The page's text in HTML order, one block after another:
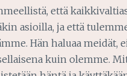
että
asioilla, ja että
Hän haluaa meidät,
kuin olemme.